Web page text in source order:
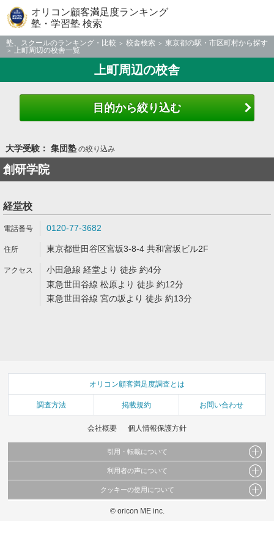
オリコン顧客満足度ランキング
塾・学習塾 検索
塾、スクールのランキング・比較 校舎検索
東京都の駅・市区町村から探す
上町周辺の校舎一覧
上町周辺の校舎
目的から絞り込む
大学受験： 集団塾の絞り込み
創研学院
経堂校
0120-77-3682
東京都世田谷区宮坂3-8-4 共和宮坂ビル2F
小田急線 経堂より 徒歩 約4分
東急世田谷線 松原より 徒歩 約12分
東急世田谷線 宮の坂より 徒歩 約13分
オリコン顧客満足度調査とは
調査方法 掲載規約 お問い合わせ
会社概要 個人情報保護方針
引用・転載について
当サイトで公開されている情報（文字、写真、イラスト、画像データ等）及びこれらの配
これらの情報を権利者の許可なく無断転載・複製などの二次利用を行うことは固く禁じて
利用者の声について
当サイトに掲載している内容はすべてサービスの利用者が提出された見解・感想です。
弊社の見解・ 意見ではないことをご理解いただいた上でご覧ください。
クッキーの使用について
このサイトでは Cookie を使用して、ユーザーに合わせたコンテンツや広告の表示、ソー
© oricon ME inc.